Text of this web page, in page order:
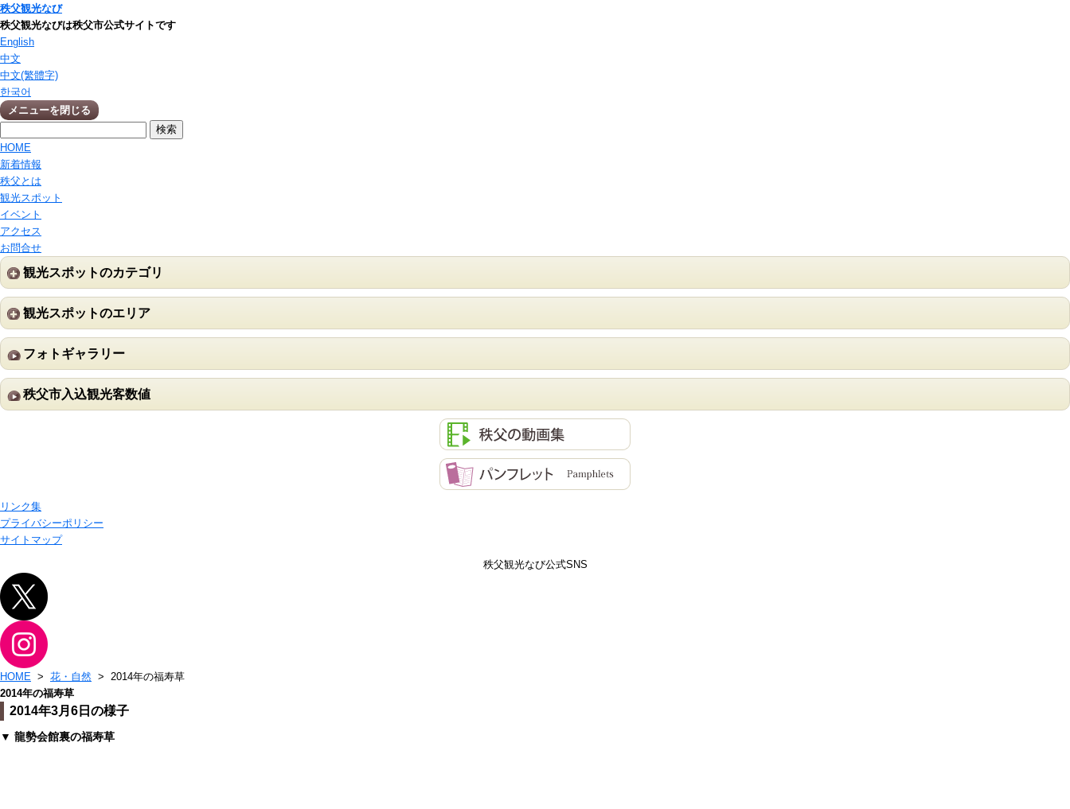
秩父観光なび
秩父観光なびは秩父市公式サイトです
English
中文
中文(繁體字)
한국어
メニューを閉じる
HOME
新着情報
秩父とは
観光スポット
イベント
アクセス
お問合せ
観光スポットのカテゴリ
観光スポットのエリア
フォトギャラリー
秩父市入込観光客数値
リンク集
プライバシーポリシー
サイトマップ
秩父観光なび公式SNS
HOME > 花・自然 > 2014年の福寿草
2014年の福寿草
2014年3月6日の様子
▼ 龍勢会館裏の福寿草